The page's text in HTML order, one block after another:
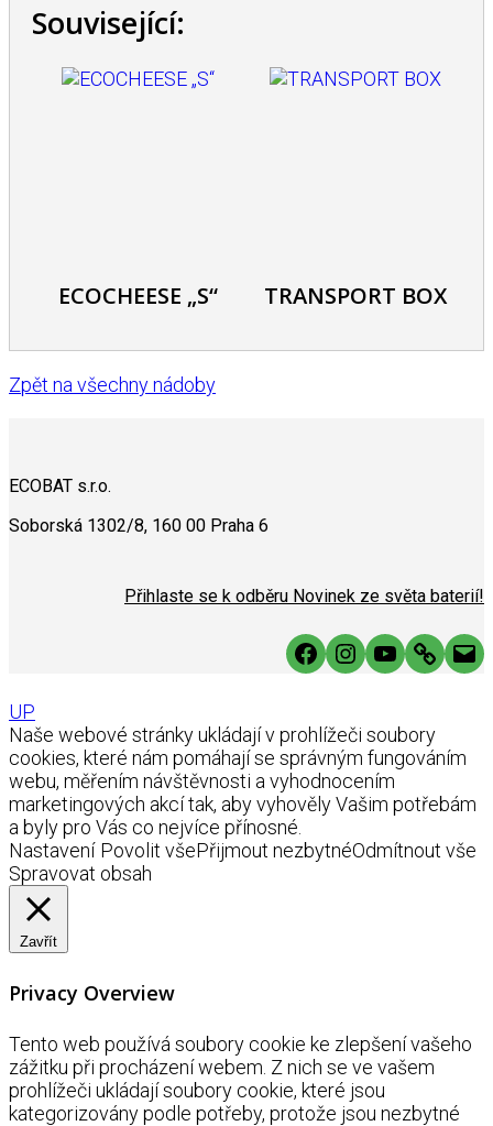
Související:
ECOCHEESE „S“ TRANSPORT BOX
Zpět na všechny nádoby
ECOBAT s.r.o.
Soborská 1302/8, 160 00 Praha 6
Přihlaste se k odběru Novinek ze světa baterií!
Facebook
Instagram
YouTube
Link
UP
Naše webové stránky ukládají v prohlížeči soubory
cookies, které nám pomáhají se správným fungováním
webu, měřením návštěvnosti a vyhodnocením
marketingových akcí tak, aby vyhověly Vašim potřebám
a byly pro Vás co nejvíce přínosné.
Nastavení Povolit všePřijmout nezbytnéOdmítnout vše
Spravovat obsah
Zavřít
Privacy Overview
Tento web používá soubory cookie ke zlepšení vašeho
zážitku při procházení webem. Z nich se ve vašem
prohlížeči ukládají soubory cookie, které jsou
kategorizovány podle potřeby, protože jsou nezbytné